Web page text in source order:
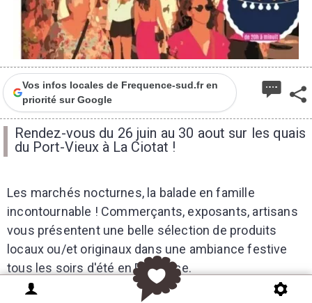
1
Vos infos locales de Frequence-sud.fr en
priorité sur Google
Rendez-vous du 26 juin au 30 aout sur les quais
du Port-Vieux à La Ciotat !
Les marchés nocturnes, la balade en famille
incontournable ! Commerçants, exposants, artisans
vous présentent une belle sélection de produits
locaux ou/et originaux dans une ambiance festive
tous les soirs d'été en Provence.
Le marché nocturne de la Ciotat revient en 2026 ! Il